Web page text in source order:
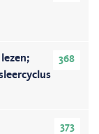
368
373